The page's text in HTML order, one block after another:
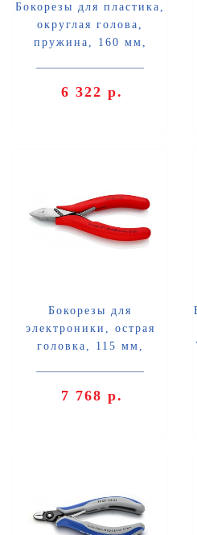
Бокорезы для пластика,
округлая голова,
пружина, 160 мм,
6 322 р.
Бокорезы для
электроники, острая
головка, 115 мм,
7 768 р.